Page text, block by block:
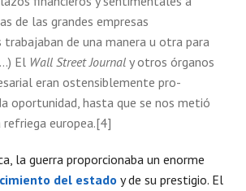
de las grandes empresas
trabajaban de una manera u otra para
El Wall Street Journal y otros órganos
eran ostensiblemente pro-
oportunidad, hasta que se nos metió
europea.[4]
la guerra proporcionaba un enorme
del estado y de su prestigio. El